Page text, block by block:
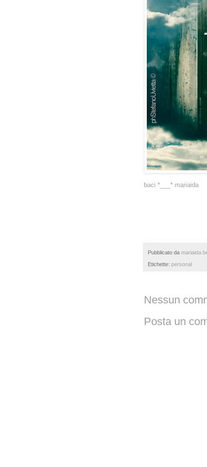
baci *___* mariaida
Pubblicato da mariaida
Etichette: personal
Nessun
Posta un